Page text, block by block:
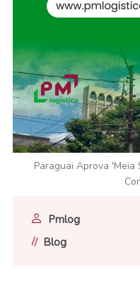
Paraguai Aprova 'Meia
Pmlog
Blog